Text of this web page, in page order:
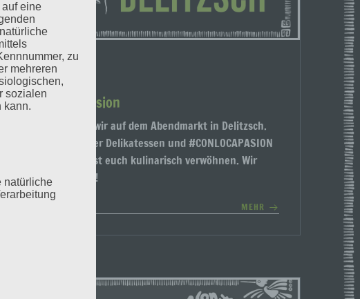
#conlocapasion
27.05.21, stehen wir auf dem Abendmarkt in Delitzsch.
Uhr. Ein Markt der Delikatessen und #CONLOCAPASION
vorbei und lasst euch kulinarisch verwöhnen. Wir
#streetfoodtrailer!!!
MEHR
eine
zu
mehreren
sozialen
kann.
natürliche